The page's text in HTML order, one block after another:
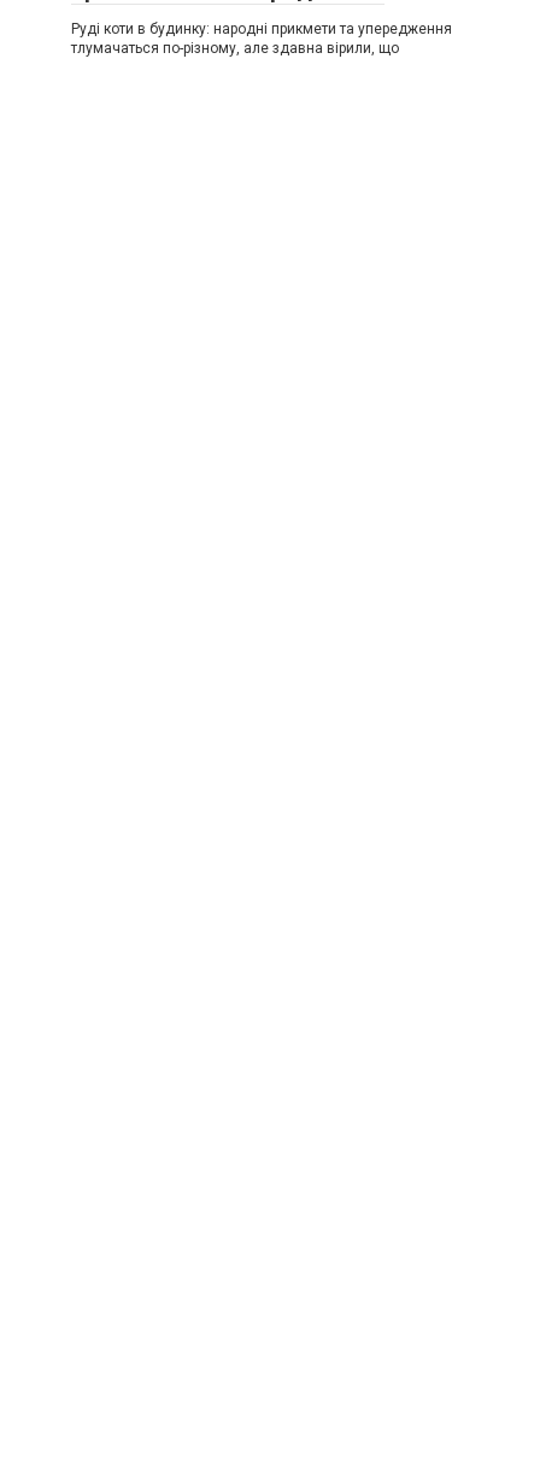
Руді коти в будинку: народні прикмети та упередження
тлумачаться по-різному, але здавна вірили, що